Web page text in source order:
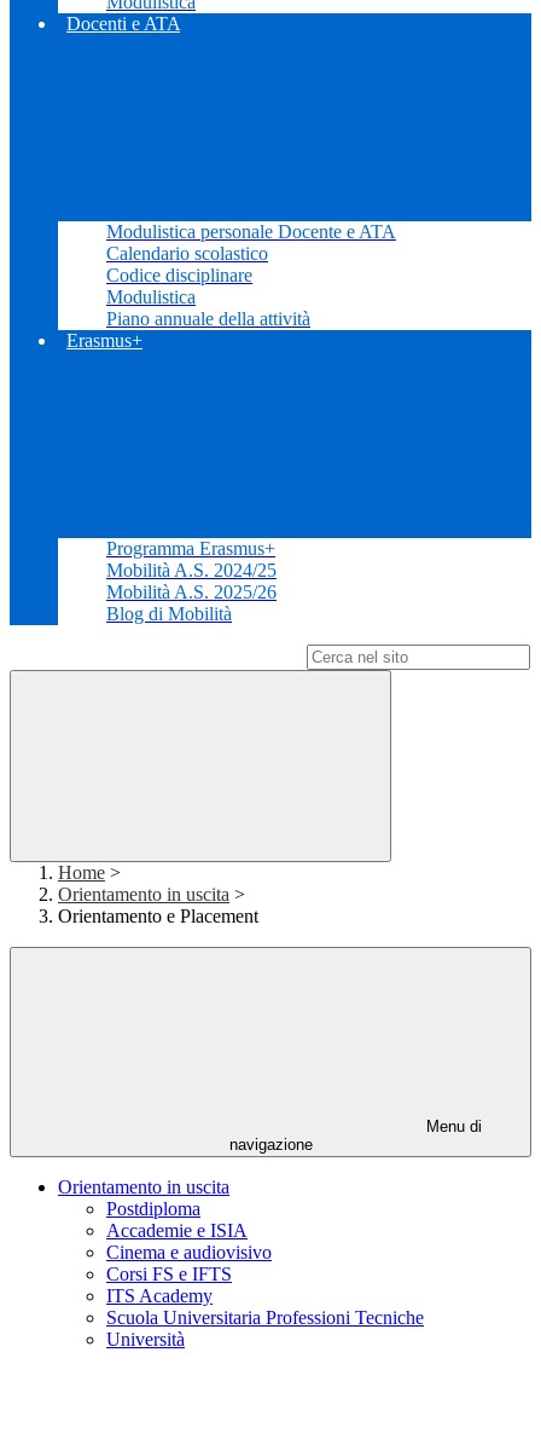
Docenti e ATA
Modulistica personale Docente e ATA
Calendario scolastico
Codice disciplinare
Modulistica
Piano annuale della attività
Erasmus+
Programma Erasmus+
Mobilità A.S. 2024/25
Mobilità A.S. 2025/26
Blog di Mobilità
Home >
Orientamento in uscita >
Orientamento e Placement
Menu di
navigazione
Orientamento in uscita
Postdiploma
Accademie e ISIA
Cinema e audiovisivo
Corsi FS e IFTS
ITS Academy
Scuola Universitaria Professioni Tecniche
Università